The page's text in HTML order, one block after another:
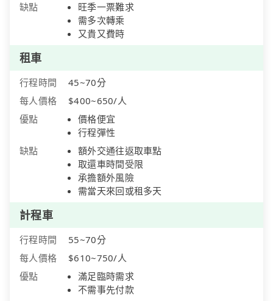
缺點
旺季一票難求
需多次轉乘
又貴又費時
租車
行程時間
45~70分
每人價格
$400~650/人
優點
價格便宜
行程彈性
缺點
額外交通往返取車點
取還車時間受限
承擔額外風險
需當天來回或租多天
計程車
行程時間
55~70分
每人價格
$610~750/人
優點
滿足臨時需求
不需事先付款